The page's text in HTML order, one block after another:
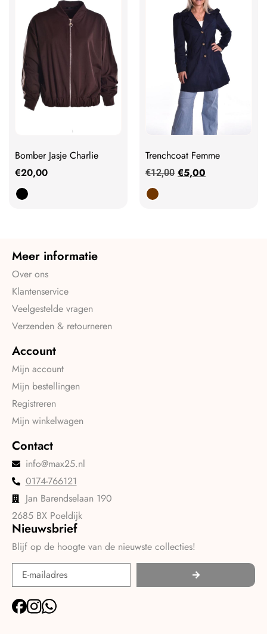
Bomber Jasje Charlie
€20,00
Trenchcoat Femme
€12,00 €5,00
Meer informatie
Over ons
Klantenservice
Veelgestelde vragen
Verzenden & retourneren
Account
Mijn account
Mijn bestellingen
Registreren
Mijn winkelwagen
Contact
info@max25.nl
0174-766121
Jan Barendselaan 190
2685 BX Poeldijk
Nieuwsbrief
Blijf op de hoogte van de nieuwste collecties!